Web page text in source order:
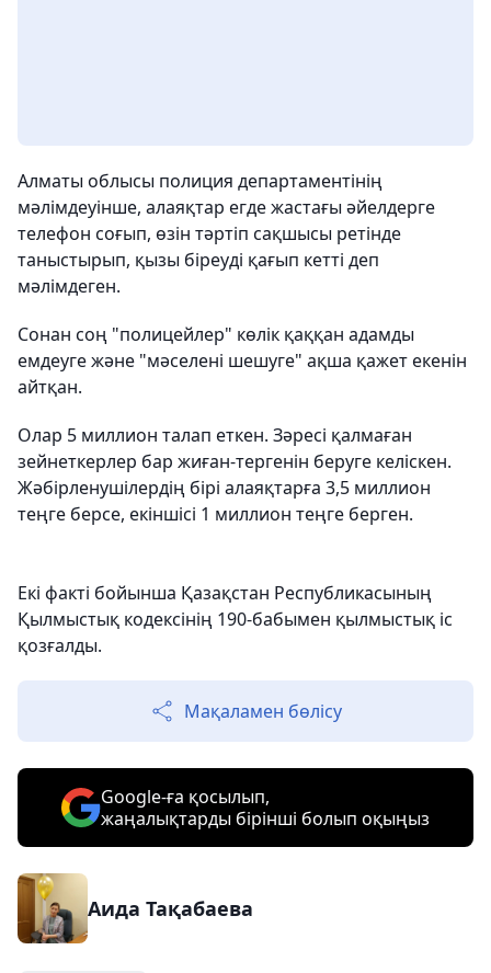
Алматы облысы полиция департаментінің
мәлімдеуінше, алаяқтар егде жастағы әйелдерге
телефон соғып, өзін тәртіп сақшысы ретінде
таныстырып, қызы біреуді қағып кетті деп
мәлімдеген.
Сонан соң "полицейлер" көлік қаққан адамды
емдеуге және "мәселені шешуге" ақша қажет екенін
айтқан.
Олар 5 миллион талап еткен. Зәресі қалмаған
зейнеткерлер бар жиған-тергенін беруге келіскен.
Жәбірленушілердің бірі алаяқтарға 3,5 миллион
теңге берсе, екіншісі 1 миллион теңге берген.
Екі факті бойынша Қазақстан Республикасының
Қылмыстық кодексiнің 190-бабымен қылмыстық іс
қозғалды.
Мақаламен бөлісу
Google-ға қосылып,
жаңалықтарды бірінші болып оқыңыз
Аида Тақабаева